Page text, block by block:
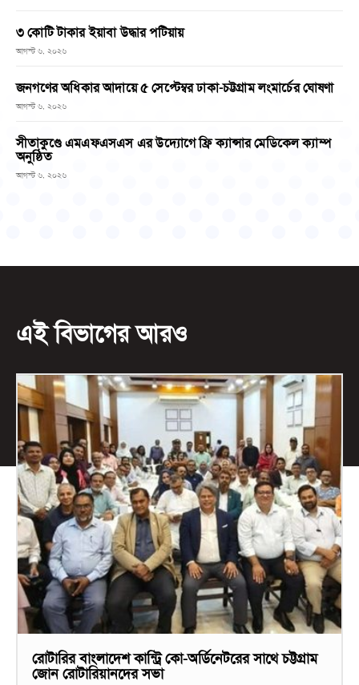
৩ কোটি টাকার ইয়াবা উদ্ধার পটিয়ায়
আগস্ট ৬, ২০২৬
জনগণের অধিকার আদায়ে ৫ সেপ্টেম্বর ঢাকা-চট্টগ্রাম লংমার্চের ঘোষণা
আগস্ট ৬, ২০২৬
সীতাকুণ্ডে এমএফএসএস এর উদ্যোগে ফ্রি ক্যান্সার মেডিকেল ক্যাম্প
অনুষ্ঠিত
আগস্ট ৬, ২০২৬
এই বিভাগের আরও
রোটারির বাংলাদেশ কান্ট্রি কো-অর্ডিনেটরের সাথে চট্টগ্রাম
জোন রোটারিয়ানদের সভা